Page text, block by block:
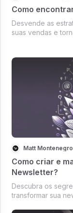
Como
Desvende as
suas vendas e
Matt Montenegro
Como criar e
Newsletter?
Descubra os
transformar sua